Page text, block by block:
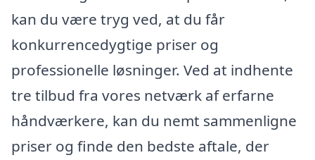
kan du være tryg ved, at du får
konkurrencedygtige priser og
professionelle løsninger. Ved at indhente
tre tilbud fra vores netværk af erfarne
håndværkere, kan du nemt sammenligne
priser og finde den bedste aftale, der